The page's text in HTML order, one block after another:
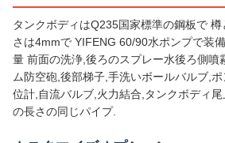
タンクボディはQ235国家標準の鋼板で
さは4mmで YIFENG 60/90水ポンプで装
量 前面の洗浄,後ろのスプレー水後ろ側噴
ム防空砲,後部梯子,手洗いボールバルブ,
位計,自流バルブ,火力結合,タンクボディ
の長さの同じパイプ.